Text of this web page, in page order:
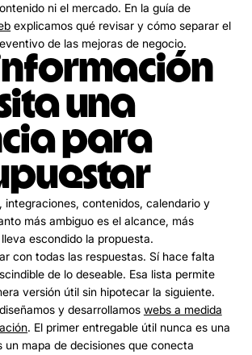
ni el mercado. En la guía de
explicamos qué revisar y cómo separar el
de las mejoras de negocio.
una
para
integraciones, contenidos, calendario y
más ambiguo es el alcance, más
escondido la propuesta.
con todas las respuestas. Sí hace falta
de lo deseable. Esa lista permite
versión útil sin hipotecar la siguiente.
y desarrollamos webs a medida
. El primer entregable útil nunca es una
un mapa de decisiones que conecta